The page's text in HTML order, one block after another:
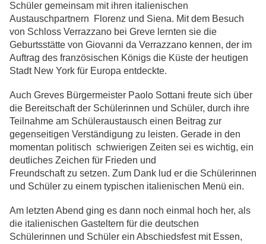
Schüler gemeinsam mit ihren italienischen
Austauschpartnern Florenz und Siena. Mit dem Besuch
von Schloss Verrazzano bei Greve lernten sie die
Geburtsstätte von Giovanni da Verrazzano kennen, der im
Auftrag des französischen Königs die Küste der heutigen
Stadt New York für Europa entdeckte.
Auch Greves Bürgermeister Paolo Sottani freute sich über
die Bereitschaft der Schülerinnen und Schüler, durch ihre
Teilnahme am Schüleraustausch einen Beitrag zur
gegenseitigen Verständigung zu leisten. Gerade in den
momentan politisch schwierigen Zeiten sei es wichtig, ein
deutliches Zeichen für Frieden und
Freundschaft zu setzen. Zum Dank lud er die Schülerinnen
und Schüler zu einem typischen italienischen Menü ein.
Am letzten Abend ging es dann noch einmal hoch her, als
die italienischen Gasteltern für die deutschen
Schülerinnen und Schüler ein Abschiedsfest mit Essen,